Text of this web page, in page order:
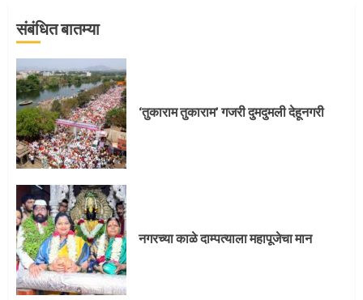
संबंधित बातम्या
‘तुकाराम तुकाराम’ गजरी दुमदुमली देहूनगरी
नगरच्या काळे दाम्पत्याला महापूजेचा मान
3
4